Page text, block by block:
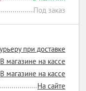
Под заказ
при доставке
В магазине на кассе
В магазине на кассе
На сайте